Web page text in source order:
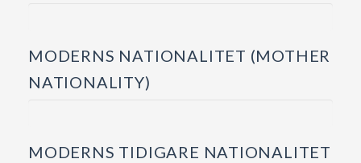
MODERNS NATIONALITET (MOTHER
NATIONALITY)
MODERNS TIDIGARE NATIONALITET